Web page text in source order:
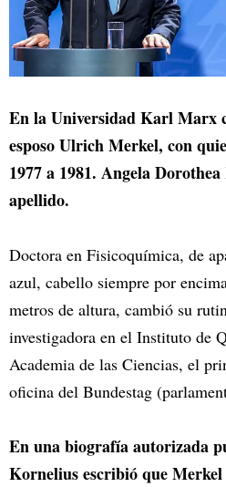
En la Universidad Karl Marx
esposo Ulrich Merkel, con
1977 a 1981. Angela
apellido.
Doctora en Fisicoquímica, de
azul, cabello siempre por
metros de altura, cambió su
investigadora en el Instituto de
Academia de las Ciencias, el
oficina del Bundestag
En una biografía autorizada
Kornelius escribió que